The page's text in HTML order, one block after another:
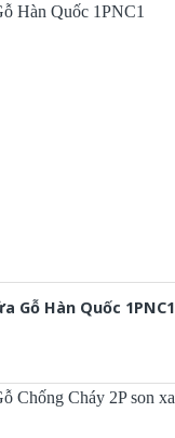
Gỗ Hàn Quốc 1PNC1